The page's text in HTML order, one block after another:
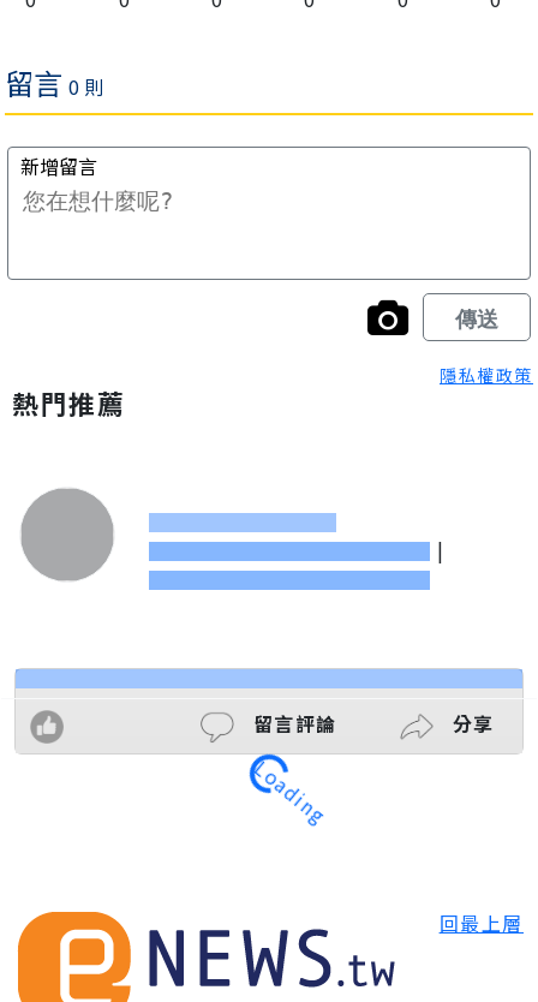
隱私權政策
熱門推薦
|
留言評論 分享
Loading
回最上層